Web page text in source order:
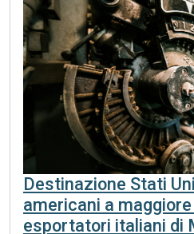
Destinazione Stati
americani a
esportatori italiani di